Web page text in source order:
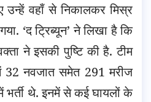
उन्हें वहाँ से निकालकर मिस्र
‘द ट्रिब्यून’ ने लिखा है कि
ने इसकी पुष्टि की है. टीम
32 नवजात समेत 291 मरीज
भर्ती थे. इनमें से कई घायलों के